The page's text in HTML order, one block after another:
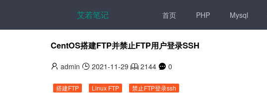
艾若笔记 首页 PHP Mysql
CentOS搭建FTP并禁止FTP用户登录SSH
admin 2021-11-29 2144 0
搭建FTP Linux FTP 禁止FTP登录ssh